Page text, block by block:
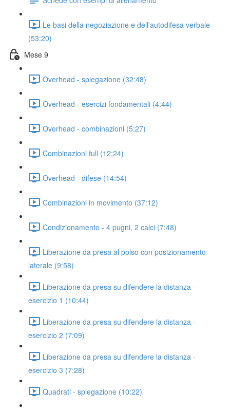
Le basi della negoziazione e dell'autodifesa verbale
(53:20)
Mese 9
Overhead - spiegazione (32:48)
Overhead - esercizi fondamentali (4:44)
Overhead - combinazioni (5:27)
Combinazioni full (12:24)
Overhead - difese (14:54)
Combinazioni in movimento (37:12)
Condizionamento - 4 pugni, 2 calci (7:48)
Liberazione da presa al polso con posizionamento
laterale (9:58)
Liberazione da presa su difendere la distanza -
esercizio 1 (10:44)
Liberazione da presa su difendere la distanza -
esercizio 2 (7:09)
Liberazione da presa su difendere la distanza -
esercizio 3 (7:28)
Quadrati - spiegazione (10:22)